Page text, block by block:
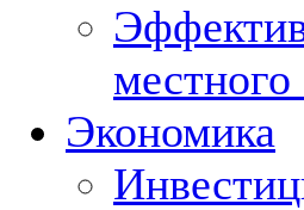
Экономика